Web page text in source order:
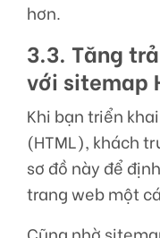
hơn.
3.3. Tăng
với sitemap
Khi bạn triển
(HTML), khách
sơ đồ này để
trang web một